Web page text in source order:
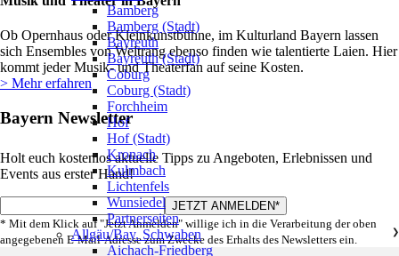
Ob Opernhaus oder Kleinkunstbühne, im Kulturland Bayern lassen
sich Ensembles von Weltrang ebenso finden wie talentierte Laien. Hier
kommt jeder Musik- und Theaterfan auf seine Kosten.
> Mehr erfahren
Bayern Newsletter
Holt euch kostenlos aktuelle Tipps zu Angeboten, Erlebnissen und
Events aus erster Hand!
* Mit dem Klick auf "Jetzt Anmelden" willige ich in die Verarbeitung der oben
angegebenen E-Mail-Adresse zum Zwecke des Erhalts des Newsletters ein.
Bamberg
Bamberg (Stadt)
Bayreuth
Bayreuth (Stadt)
Coburg
Coburg (Stadt)
Forchheim
Hof
Hof (Stadt)
Kronach
Kulmbach
Lichtenfels
Wunsiedel
Partnerseiten
Allgäu/Bay. Schwaben
❯
Aichach-Friedberg